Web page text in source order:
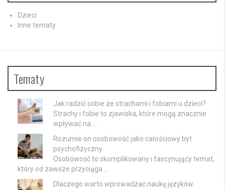
Dzieci
Inne tematy
Tematy
Jak radzić sobie ze strachami i fobiami u dzieci?
Strachy i fobie to zjawiska, które mogą znacznie
wpływać na …
Rozumie on osobowość jako całościowy byt
psychofizyczny
Osobowość to skomplikowany i fascynujący temat,
który od zawsze przyciąga …
Dlaczego warto wprowadzać naukę języków